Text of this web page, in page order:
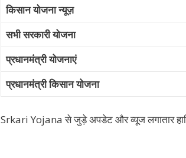
किसान योजना न्यूज़
सभी सरकारी योजना
प्रधानमंत्री योजनाएं
प्रधानमंत्री किसान योजना
Srkari Yojana से जुड़े अपडेट और व्‍यूज लगातार